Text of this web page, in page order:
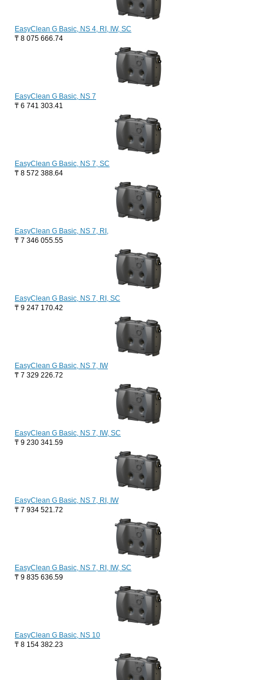
EasyClean G Basic, NS 4, RI, IW, SC
₸ 8 075 666.74
EasyClean G Basic, NS 7
₸ 6 741 303.41
EasyClean G Basic, NS 7, SC
₸ 8 572 388.64
EasyClean G Basic, NS 7, RI,
₸ 7 346 055.55
EasyClean G Basic, NS 7, RI, SC
₸ 9 247 170.42
EasyClean G Basic, NS 7, IW
₸ 7 329 226.72
EasyClean G Basic, NS 7, IW, SC
₸ 9 230 341.59
EasyClean G Basic, NS 7, RI, IW
₸ 7 934 521.72
EasyClean G Basic, NS 7, RI, IW, SC
₸ 9 835 636.59
EasyClean G Basic, NS 10
₸ 8 154 382.23